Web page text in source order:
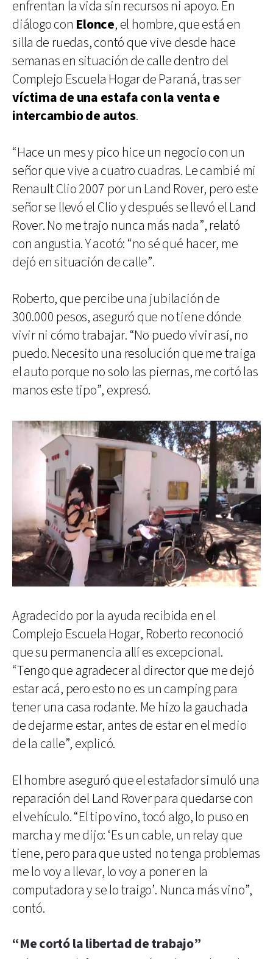
enfrentan la vida sin recursos ni apoyo. En
diálogo con Elonce, el hombre, que está en
silla de ruedas, contó que vive desde hace
semanas en situación de calle dentro del
Complejo Escuela Hogar de Paraná, tras ser
víctima de una estafa con la venta e
intercambio de autos.
“Hace un mes y pico hice un negocio con un
señor que vive a cuatro cuadras. Le cambié mi
Renault Clio 2007 por un Land Rover, pero este
señor se llevó el Clio y después se llevó el Land
Rover. No me trajo nunca más nada”, relató
con angustia. Y acotó: “no sé qué hacer, me
dejó en situación de calle”.
Roberto, que percibe una jubilación de
300.000 pesos, aseguró que no tiene dónde
vivir ni cómo trabajar. “No puedo vivir así, no
puedo. Necesito una resolución que me traiga
el auto porque no solo las piernas, me cortó las
manos este tipo”, expresó.
Agradecido por la ayuda recibida en el
Complejo Escuela Hogar, Roberto reconoció
que su permanencia allí es excepcional.
“Tengo que agradecer al director que me dejó
estar acá, pero esto no es un camping para
tener una casa rodante. Me hizo la gauchada
de dejarme estar, antes de estar en el medio
de la calle”, explicó.
El hombre aseguró que el estafador simuló una
reparación del Land Rover para quedarse con
el vehículo. “El tipo vino, tocó algo, lo puso en
marcha y me dijo: ‘Es un cable, un relay que
tiene, pero para que usted no tenga problemas
me lo voy a llevar, lo voy a poner en la
computadora y se lo traigo’. Nunca más vino”,
contó.
“Me cortó la libertad de trabajo”